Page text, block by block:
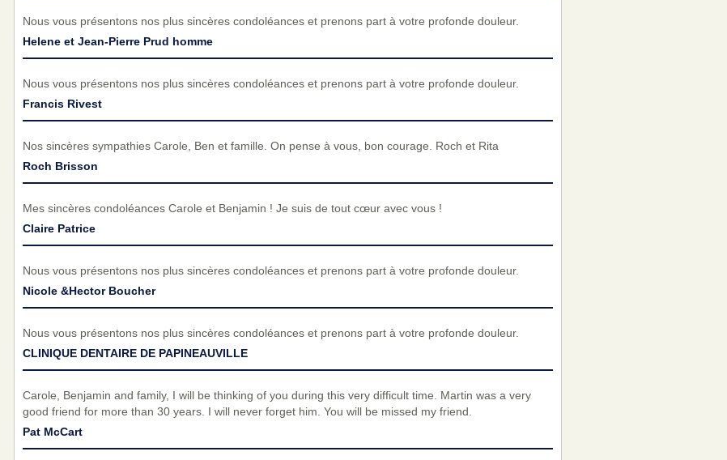
Nous vous présentons nos plus sincères condoléances et prenons part à votre profonde douleur.
Helene et Jean-Pierre Prud homme
Nous vous présentons nos plus sincères condoléances et prenons part à votre profonde douleur.
Francis Rivest
Nos sincères sympathies Carole, Ben et famille. On pense à vous, bon courage. Roch et Rita
Roch Brisson
Mes sincères condoléances Carole et Benjamin ! Je suis de tout cœur avec vous !
Claire Patrice
Nous vous présentons nos plus sincères condoléances et prenons part à votre profonde douleur.
Nicole &Hector Boucher
Nous vous présentons nos plus sincères condoléances et prenons part à votre profonde douleur.
CLINIQUE DENTAIRE DE PAPINEAUVILLE
Carole, Benjamin and family, I will be thinking of you during this very difficult time. Martin was a very
good friend for more than 30 years. I will never forget him. You will be missed my friend.
Pat McCart